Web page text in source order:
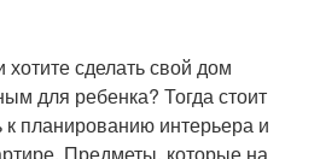
сделать свой дом
для ребенка? Тогда стоит
к планированию интерьера и